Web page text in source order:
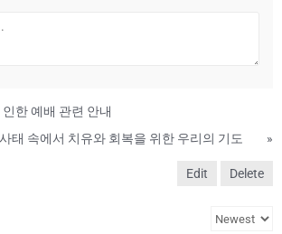
한 예배 관련 안내
태 속에서 치유와 회복을 위한 우리의 기도
»
Edit Delete